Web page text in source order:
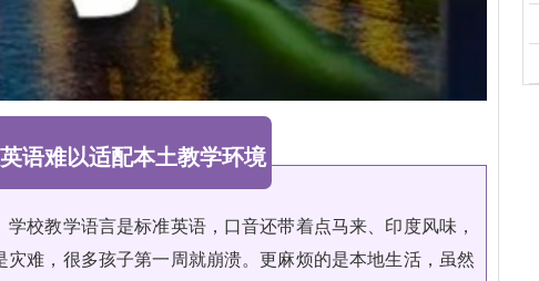
语难以适配本土教学环境
校教学语言是标准英语，口音还带着点马来、印度风味，
难，很多孩子第一周就崩溃。更麻烦的是本地生活，虽然